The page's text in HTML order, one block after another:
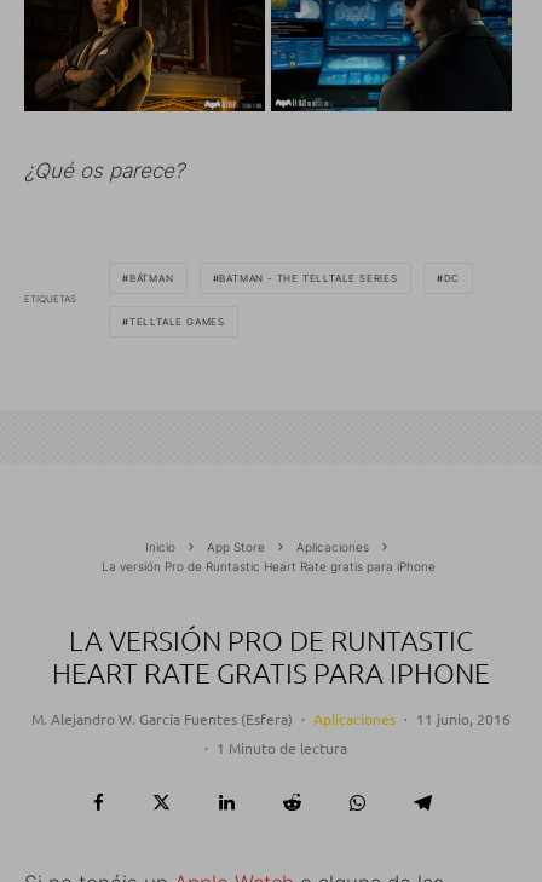
¿Qué os parece?
ETIQUETAS
BÁTMAN BATMAN - THE TELLTALE SERIES DC
TELLTALE GAMES
Inicio App Store
Aplicaciones
La versión Pro de Runtastic Heart Rate gratis para iPhone
LA VERSIÓN PRO DE RUNTASTIC
HEART RATE GRATIS PARA IPHONE
M. Alejandro W. García Fuentes (Esfera) · Aplicaciones · 11 junio, 2016
· 1 Minuto de lectura